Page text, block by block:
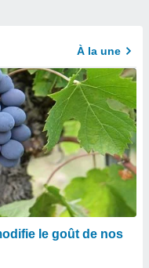
À la une
le goût de nos